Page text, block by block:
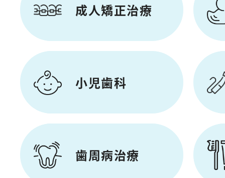
成人矯正治療
小児歯科
歯周病治療